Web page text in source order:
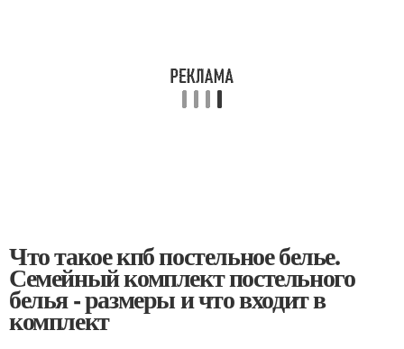
Что такое кпб постельное белье.
Семейный комплект постельного
белья - размеры и что входит в
комплект